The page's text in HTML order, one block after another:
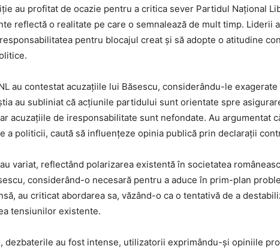
au profitat de ocazie pentru a critica sever Partidul Național
reflectă o realitate pe care o semnalează de mult timp. Liderii
pentru blocajul creat și să adopte o atitudine
au contestat acuzațiile lui Băsescu, considerându-le
au subliniat că acțiunile partidului sunt orientate spre
acuzațiile de iresponsabilitate sunt nefondate. Au argumentat
a politicii, caută să influențeze opinia publică prin declarații
variat, reflectând polarizarea existentă în societatea
considerând-o necesară pentru a aduce în prim-plan
au criticat abordarea sa, văzând-o ca o tentativă de a
tensiunilor existente.
dezbaterile au fost intense, utilizatorii exprimându-și opiniile